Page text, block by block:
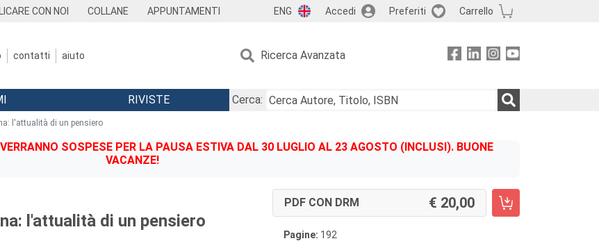
CON NOI COLLANE APPUNTAMENTI ENG Accedi Preferiti Carrello
contatti aiuto Ricerca Avanzata
RIVISTE
Cerca:
l'attualità di un pensiero
SOSPESE PER LA PAUSA ESTIVA DAL 30 LUGLIO AL 23 AGOSTO (INCLUSI). BUONE
VACANZE!
l'attualità di un pensiero
PDF CON DRM 20,00
Pagine: 192